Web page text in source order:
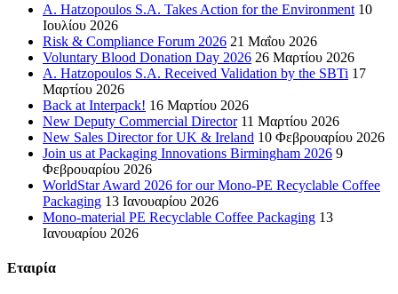
A. Hatzopoulos S.A. Takes Action for the Environment 10
Ιουλίου 2026
Risk & Compliance Forum 2026 21 Μαΐου 2026
Voluntary Blood Donation Day 2026 26 Μαρτίου 2026
A. Hatzopoulos S.A. Received Validation by the SBTi 17
Μαρτίου 2026
Back at Interpack! 16 Μαρτίου 2026
New Deputy Commercial Director 11 Μαρτίου 2026
New Sales Director for UK & Ireland 10 Φεβρουαρίου 2026
Join us at Packaging Innovations Birmingham 2026 9
Φεβρουαρίου 2026
WorldStar Award 2026 for our Mono-PE Recyclable Coffee
Packaging 13 Ιανουαρίου 2026
Mono-material PE Recyclable Coffee Packaging 13
Ιανουαρίου 2026
Εταιρία